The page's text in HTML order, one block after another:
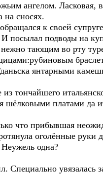
ангелом. Ласковая,
на сносях.
к своей
посылал подводы на
тающим во рту
янтарными
тончайшего
шёлковыми платами да
что прибывшая
оголённые руки
одна?
Специально увязалась